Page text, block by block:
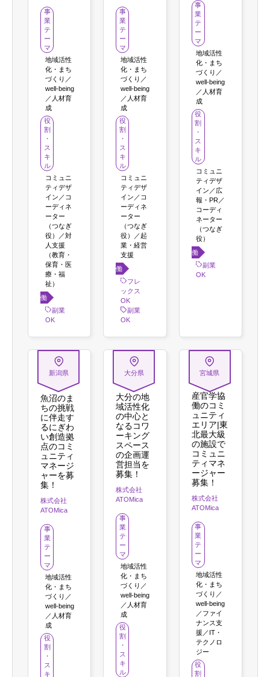
事
業
テ
ー
マ
地域活性
化・まち
づくり／
well-being
／人材育
成
役
割
・
ス
キ
ル
コミュニ
ティデザ
イン／コ
ーディネ
ーター
（つなぎ
役）／対
人支援
（教育・
保育・医
療・福
祉）
働き
方 副業
OK
事
業
テ
ー
マ
地域活性
化・まち
づくり／
well-being
／人材育
成
役
割
・
ス
キ
ル
コミュニ
ティデザ
イン／コ
ーディネ
ーター
（つなぎ
役）／起
業・経営
支援
働き
方 フレ
ックス
OK
副業
OK
事
業
テ
ー
マ
地域活性
化・まち
づくり／
well-being
／人材育
成
役
割
・
ス
キ
ル
コミュニ
ティデザ
イン／広
報・PR／
コーディ
ネーター
（つなぎ
役）
働き
方副業
OK
新潟県
魚沼のま
ちの挑戦
に伴走す
るにぎわ
い創造拠
点のコミ
ュニティ
マネージ
ャーを募
集！
株式会社
ATOMica
事
業
テ
ー
マ
地域活性
化・まち
づくり／
well-being
／人材育
成
役
割
・
ス
キ
大分県
大分の地
域活性化
の中心と
なるコワ
ーキング
スペース
の企画運
営担当を
募集！
株式会社
ATOMica
事
業
テ
ー
マ
地域活性
化・まち
づくり／
well-being
／人材育
成
役
割
・
ス
キ
ル
宮城県
産官学協
働のコミ
ュニティ
エリア|東
北最大級
の施設で
コミュニ
ティマネ
ージャー
募集！
株式会社
ATOMica
事
業
テ
ー
マ
地域活性
化・まち
づくり／
well-being
／ファイ
ナンス支
援／IT・
テクノロ
ジー
役
割